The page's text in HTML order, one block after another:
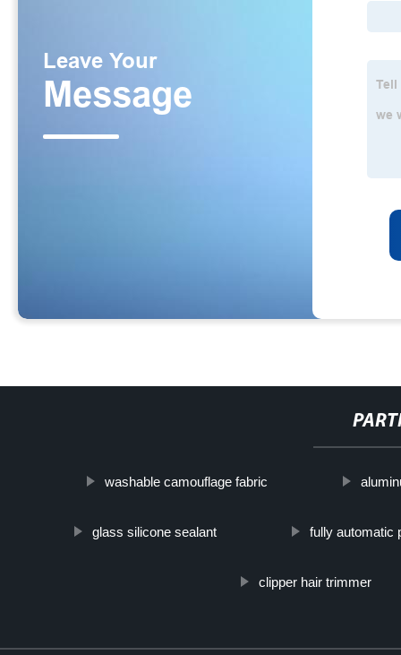
washable camouflage fabric
glass silicone sealant fully automatic
clipper hair trimmer